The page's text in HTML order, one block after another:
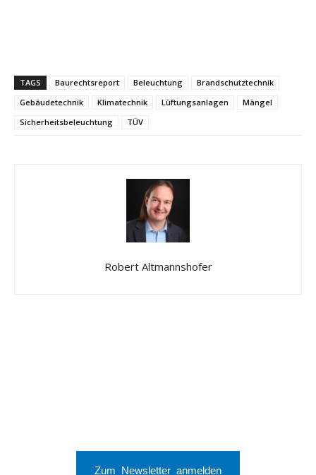
TAGS Baurechtsreport Beleuchtung
Brandschutztechnik
Gebäudetechnik
Klimatechnik Lüftungsanlagen
Mängel
Sicherheitsbeleuchtung
TÜV
Robert Altmannshofer
Zum Newsletter anmelden